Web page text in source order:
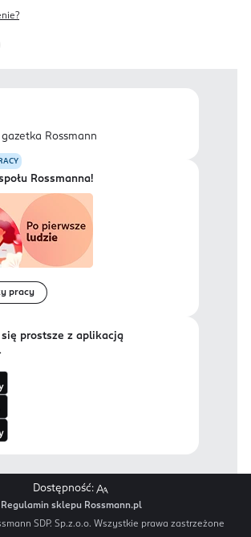
Rossmanna!
pracy
prostsze z aplikacją
Dostępność:
Regulamin sklepu Rossmann.pl
SDP. Sp.z.o.o. Wszystkie prawa zastrzeżone